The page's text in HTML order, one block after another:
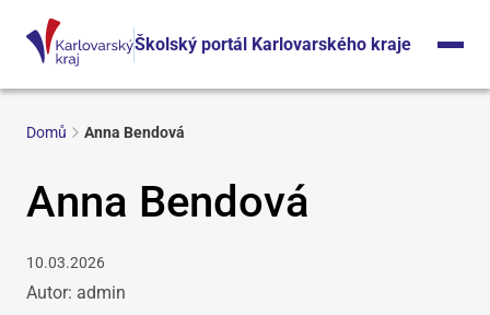
Školský portál Karlovarského kraje
Domů Anna Bendová
Anna Bendová
10.03.2026
Autor: admin